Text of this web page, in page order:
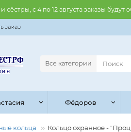
сёстры, с 4 по 12 августа заказы
заказ
Все категории
Фёдоров
кольца Кольцо охранное -